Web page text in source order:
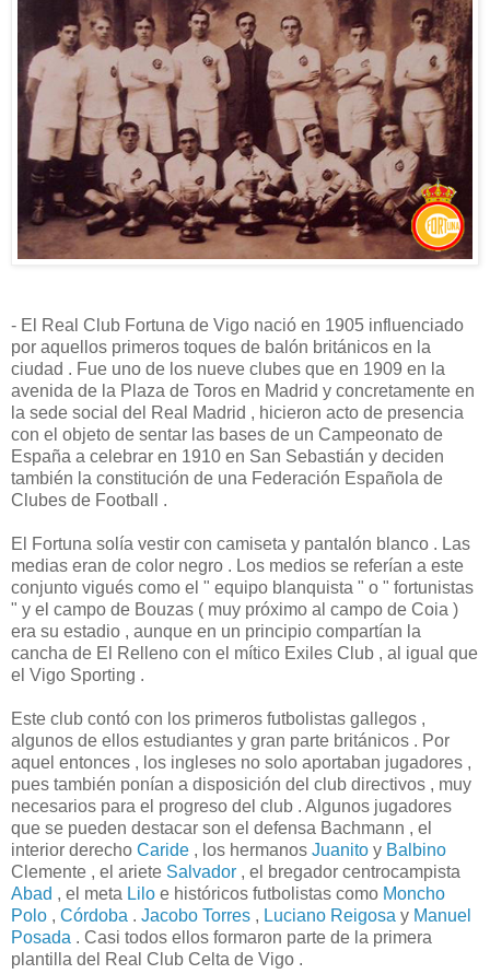
- El Real Club Fortuna de Vigo nació en 1905 influenciado
por aquellos primeros toques de balón británicos en la
ciudad . Fue uno de los nueve clubes que en 1909 en la
avenida de la Plaza de Toros en Madrid y concretamente en
la sede social del Real Madrid , hicieron acto de presencia
con el objeto de sentar las bases de un Campeonato de
España a celebrar en 1910 en San Sebastián y deciden
también la constitución de una Federación Española de
Clubes de Football .
El Fortuna solía vestir con camiseta y pantalón blanco . Las
medias eran de color negro . Los medios se referían a este
conjunto vigués como el " equipo blanquista " o " fortunistas
" y el campo de Bouzas ( muy próximo al campo de Coia )
era su estadio , aunque en un principio compartían la
cancha de El Relleno con el mítico Exiles Club , al igual que
el Vigo Sporting .
Este club contó con los primeros futbolistas gallegos ,
algunos de ellos estudiantes y gran parte británicos . Por
aquel entonces , los ingleses no solo aportaban jugadores ,
pues también ponían a disposición del club directivos , muy
necesarios para el progreso del club . Algunos jugadores
que se pueden destacar son el defensa Bachmann , el
interior derecho Caride , los hermanos Juanito y Balbino
Clemente , el ariete Salvador , el bregador centrocampista
Abad , el meta Lilo e históricos futbolistas como Moncho
Polo , Córdoba . Jacobo Torres , Luciano Reigosa y Manuel
Posada . Casi todos ellos formaron parte de la primera
plantilla del Real Club Celta de Vigo .